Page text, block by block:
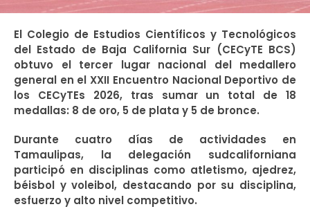
El Colegio de Estudios Científicos y Tecnológicos
del Estado de Baja California Sur (CECyTE BCS)
obtuvo el tercer lugar nacional del medallero
general en el XXII Encuentro Nacional Deportivo de
los CECyTEs 2026, tras sumar un total de 18
medallas: 8 de oro, 5 de plata y 5 de bronce.
Durante cuatro días de actividades en
Tamaulipas, la delegación sudcaliforniana
participó en disciplinas como atletismo, ajedrez,
béisbol y voleibol, destacando por su disciplina,
esfuerzo y alto nivel competitivo.